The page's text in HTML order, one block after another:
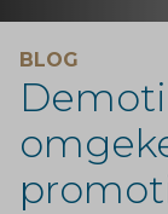
BLOG